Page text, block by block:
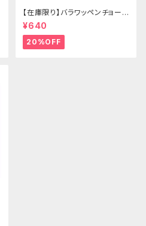
【在庫限り】バラワッペンチョーカ
ー
¥640
20%OFF